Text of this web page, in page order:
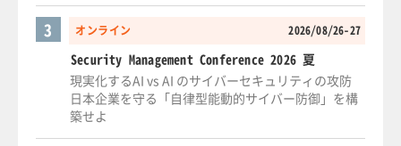
オンライン 2026/08/26-27
3
Security Management Conference 2026 夏
現実化するAI vs AI のサイバーセキュリティの攻防
日本企業を守る「自律型能動的サイバー防御」を構
築せよ